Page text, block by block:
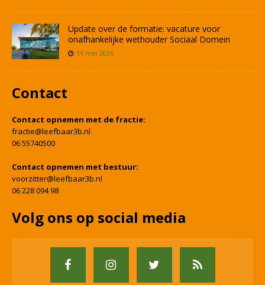
Update over de formatie: vacature voor
onafhankelijke wethouder Sociaal Domein
14 mei 2026
Contact
Contact opnemen met de fractie:
fractie@leefbaar3b.nl
06 55740500
Contact opnemen met bestuur:
voorzitter@leefbaar3b.nl
06 228 094 98
Volg ons op social media